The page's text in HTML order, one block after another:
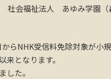
社会福祉法人 あゆみ学園（
らNHK受信料免除対象が小
来となります。
した。